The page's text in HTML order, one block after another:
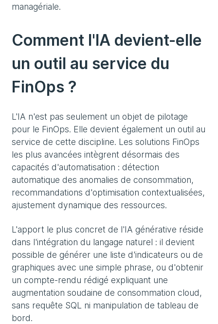
managériale.
Comment l'IA devient-elle
un outil au service du
FinOps ?
L'IA n'est pas seulement un objet de pilotage
pour le FinOps. Elle devient également un outil au
service de cette discipline. Les solutions FinOps
les plus avancées intègrent désormais des
capacités d'automatisation : détection
automatique des anomalies de consommation,
recommandations d'optimisation contextualisées,
ajustement dynamique des ressources.
L'apport le plus concret de l'IA générative réside
dans l'intégration du langage naturel : il devient
possible de générer une liste d'indicateurs ou de
graphiques avec une simple phrase, ou d'obtenir
un compte-rendu rédigé expliquant une
augmentation soudaine de consommation cloud,
sans requête SQL ni manipulation de tableau de
bord.